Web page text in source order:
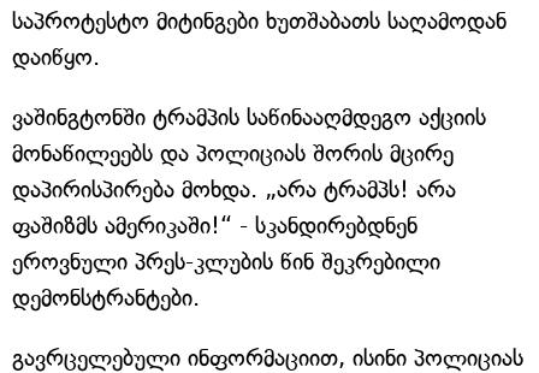
საპროტესტო მიტინგები ხუთშაბათს საღამოდან
დაიწყო.
ვაშინგტონში ტრამპის საწინააღმდეგო აქციის
მონაწილეებს და პოლიციას შორის მცირე
დაპირისპირება მოხდა. „არა ტრამპს! არა
ფაშიზმს ამერიკაში!“ - სკანდირებდნენ
ეროვნული პრეს-კლუბის წინ შეკრებილი
დემონსტრანტები.
გავრცელებული ინფორმაციით, ისინი პოლიციას